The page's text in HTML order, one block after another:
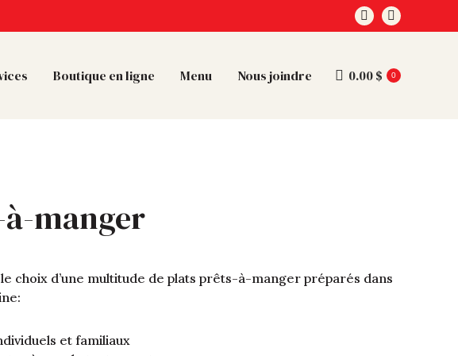
Facebook
in
Instagram
in
Boutique en ligne Menu Nous joindre 0.00$ 0
manger
le choix d’une multitude de plats prêts-à-manger préparés dans
et familiaux